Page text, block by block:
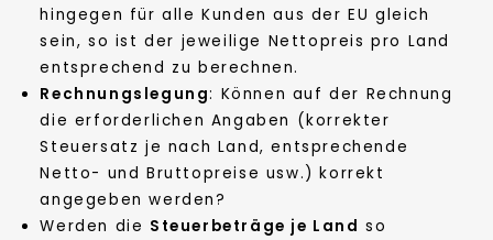
hingegen für alle Kunden aus der EU gleich
sein, so ist der jeweilige Nettopreis pro Land
entsprechend zu berechnen.
Rechnungslegung: Können auf der Rechnung
die erforderlichen Angaben (korrekter
Steuersatz je nach Land, entsprechende
Netto- und Bruttopreise usw.) korrekt
angegeben werden?
Werden die Steuerbeträge je Land so